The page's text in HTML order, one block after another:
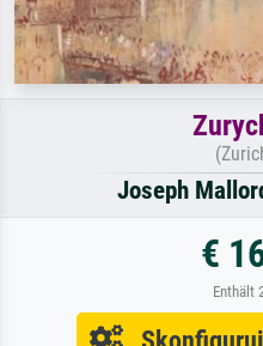
Joseph
€
Enthält